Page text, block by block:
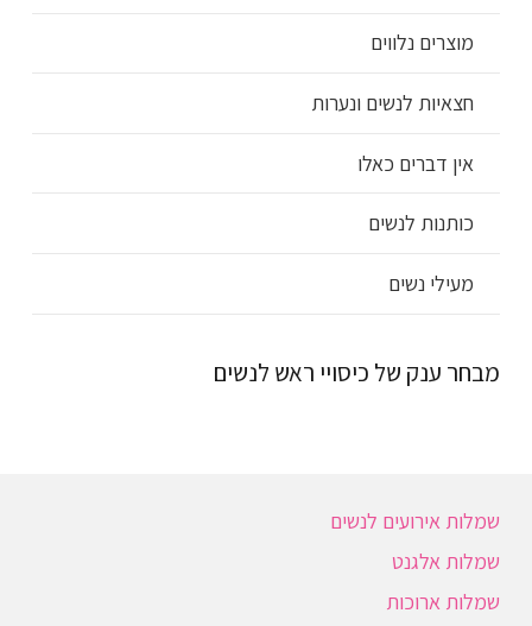
מוצרים נלווים
חצאיות לנשים ונערות
אין דברים כאלו
כותנות לנשים
מעילי נשים
מבחר ענק של כיסויי ראש לנשים
שמלות אירועים לנשים
שמלות אלגנט
שמלות ארוכות